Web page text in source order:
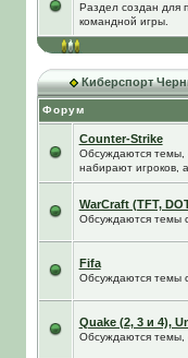
Раздел создан для
командной игры.
Киберспорт
Форум
Counter-Strike
Обсуждаются темы,
набирают игроков,
WarCraft (TFT,
Обсуждаются темы
Fifa
Обсуждаются темы
Quake (2, 3 и 4),
Обсуждаются темы,